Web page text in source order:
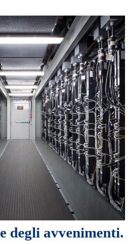
degli avvenimenti.